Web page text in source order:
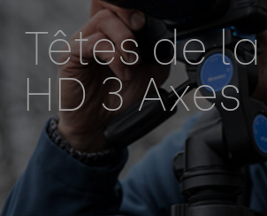
Têtes de
HD 3 Axes​